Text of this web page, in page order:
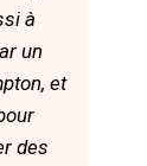
à
un
et
des